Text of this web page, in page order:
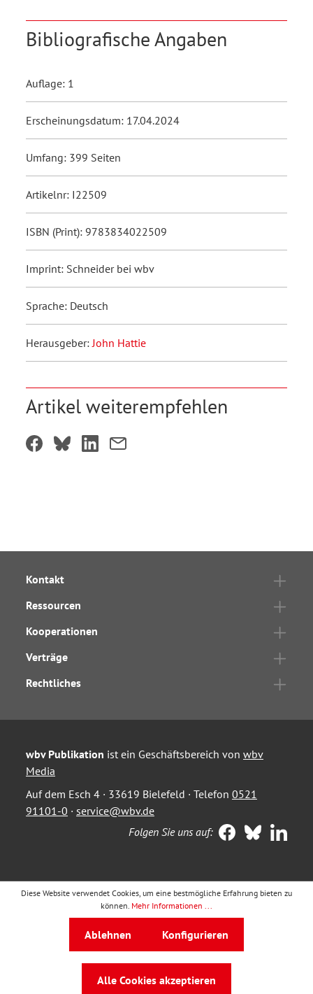
Bibliografische Angaben
Auflage: 1
Erscheinungsdatum: 17.04.2024
Umfang: 399 Seiten
Artikelnr: I22509
ISBN (Print): 9783834022509
Imprint: Schneider bei wbv
Sprache: Deutsch
Herausgeber: John Hattie
Artikel weiterempfehlen
Kontakt
Ressourcen
Kooperationen
Verträge
Rechtliches
wbv Publikation ist ein Geschäftsbereich von wbv
Media
Auf dem Esch 4 · 33619 Bielefeld · Telefon 0521
91101-0 · service@wbv.de
Folgen Sie uns auf:
Diese Website verwendet Cookies, um eine bestmögliche Erfahrung bieten zu
können. Mehr Informationen ...
Ablehnen Konfigurieren
Alle Cookies akzeptieren